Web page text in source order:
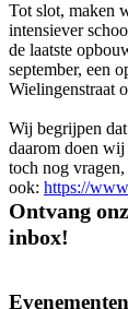
Tot slot, maken
intensiever
de laatste
september, een
Wielingenstraat
Wij begrijpen
daarom doen
toch nog
ook: https://
Ontvang
inbox!